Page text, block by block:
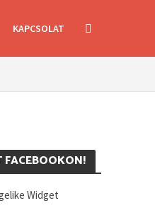
KAPCSOLAT
FACEBOOKON!